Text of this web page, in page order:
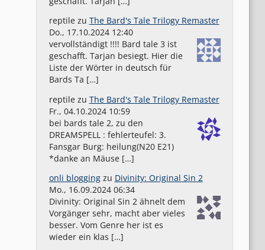
reptilezu The Bard's Tale Trilogy Remaster
Do., 17.10.2024 12:40
vervollständigt !!!! Bard tale 3 ist
geschafft. Tarjan besiegt. Hier die
Liste der Wörter in deutsch für
Bards Ta […]
reptilezu The Bard's Tale Trilogy Remaster
Fr., 04.10.2024 10:59
bei bards tale 2, zu den
DREAMSPELL : fehlerteufel: 3.
Fansgar Burg: heilung(N20 E21)
*danke an Mäuse […]
onli bloggingzu Divinity: Original Sin 2
Mo., 16.09.2024 06:34
Divinity: Original Sin 2 ähnelt dem
Vorgänger sehr, macht aber vieles
besser. Vom Genre her ist es
wieder ein klas […]